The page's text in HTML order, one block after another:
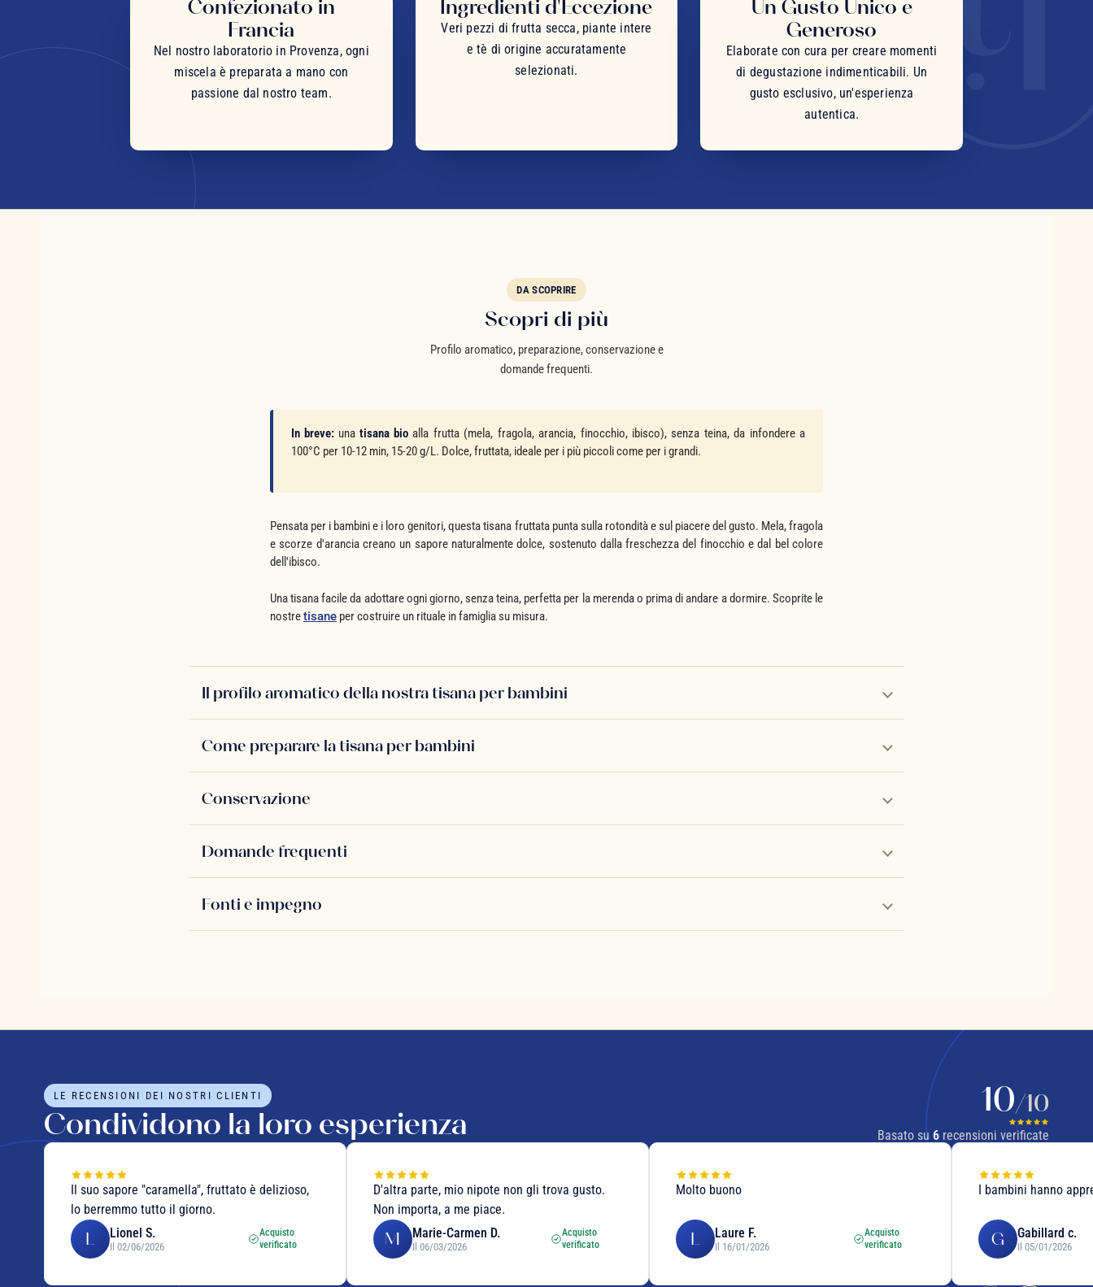
Confezionato in
Francia
Nel nostro laboratorio in Provenza, ogni
miscela è preparata a mano con
passione dal nostro team.
Ingredienti d'Eccezione
Veri pezzi di frutta secca, piante intere
e tè di origine accuratamente
selezionati.
Un Gusto Unico e
Generoso
Elaborate con cura per creare momenti
di degustazione indimenticabili. Un
gusto esclusivo, un'esperienza
autentica.
DA SCOPRIRE
Scopri di più
Profilo aromatico, preparazione, conservazione e
domande frequenti.
In breve: una tisana bio alla frutta (mela, fragola, arancia, finocchio, ibisco), senza teina, da infondere a
100°C per 10-12 min, 15-20 g/L. Dolce, fruttata, ideale per i più piccoli come per i grandi.
Pensata per i bambini e i loro genitori, questa tisana fruttata punta sulla rotondità e sul piacere del gusto. Mela, fragola
e scorze d'arancia creano un sapore naturalmente dolce, sostenuto dalla freschezza del finocchio e dal bel colore
dell'ibisco.
Una tisana facile da adottare ogni giorno, senza teina, perfetta per la merenda o prima di andare a dormire. Scoprite le
nostretisane per costruire un rituale in famiglia su misura.
Il profilo aromatico della nostra tisana per bambini
Come preparare la tisana per bambini
Conservazione
Domande frequenti
Fonti e impegno
LE RECENSIONI DEI NOSTRI CLIENTI
Condividono la loro esperienza
10/10
Basato su6 recensioni verificate
Il suo sapore "caramella", fruttato è delizioso,
lo berremmo tutto il giorno.
L Lionel S.
Il 02/06/2026
Acquisto
verificato
D'altra parte, mio nipote non gli trova gusto.
Non importa, a me piace.
M Marie-Carmen D.
Il 06/03/2026
Acquisto
verificato
Molto buono
L Laure F.
Il 16/01/2026
Acquisto
verificato
I bambini hanno
G Gabillard c.
Il 05/01/2026